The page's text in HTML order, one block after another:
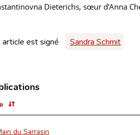
Dieterichs, sœur d’Anna
article est signé Sandra Schmit
du Sarrasin